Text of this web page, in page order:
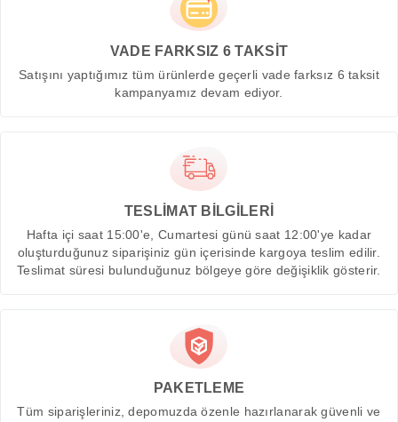
VADE FARKSIZ 6 TAKSİT
Satışını yaptığımız tüm ürünlerde geçerli vade farksız 6 taksit
kampanyamız devam ediyor.
TESLİMAT BİLGİLERİ
Hafta içi saat 15:00'e, Cumartesi günü saat 12:00'ye kadar
oluşturduğunuz siparişiniz gün içerisinde kargoya teslim edilir.
Teslimat süresi bulunduğunuz bölgeye göre değişiklik gösterir.
PAKETLEME
Tüm siparişleriniz, depomuzda özenle hazırlanarak güvenli ve